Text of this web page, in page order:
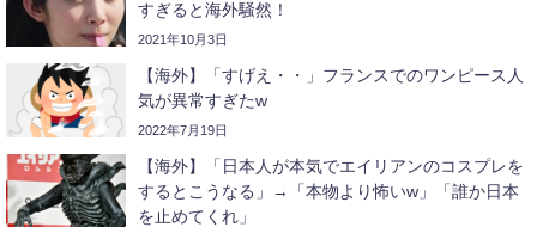
すぎると海外騒然！
2021年10月3日
【海外】「すげえ・・」フランスでのワンピース人
気が異常すぎたw
2022年7月19日
【海外】「日本人が本気でエイリアンのコスプレを
するとこうなる」→「本物より怖いw」「誰か日本
を止めてくれ」